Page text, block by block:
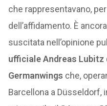
che rappresentavano,
dell’affidamento. È
suscitata nell’opinione
ufficiale Andreas
Germanwings che,
Barcellona a Düsseldorf,